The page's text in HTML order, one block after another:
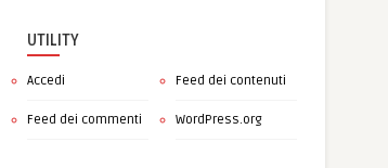
UTILITY
Accedi Feed dei contenuti
Feed dei commenti WordPress.org